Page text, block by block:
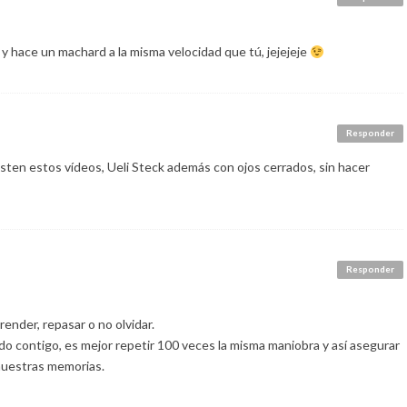
un machard a la misma velocidad que tú, jejejeje
Responder
estos vídeos, Ueli Steck además con ojos cerrados, sin hacer
Responder
repasar o no olvidar.
contigo, es mejor repetir 100 veces la misma maniobra y así asegurar
memorias.